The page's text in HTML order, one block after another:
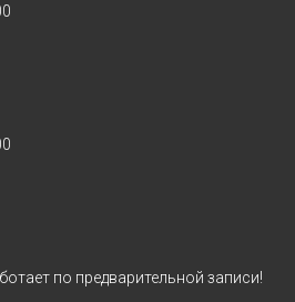
по предварительной записи!